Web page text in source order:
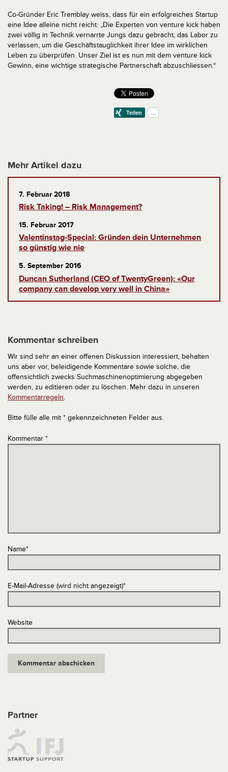
Co-Gründer Eric Tremblay weiss, dass für ein erfolgreiches Startup
eine Idee alleine nicht reicht: „Die Experten von venture kick haben
zwei völlig in Technik vernarrte Jungs dazu gebracht, das Labor zu
verlassen, um die Geschäftstauglichkeit ihrer Idee im wirklichen
Leben zu überprüfen. Unser Ziel ist es nun mit dem venture kick
Gewinn, eine wichtige strategische Partnerschaft abzuschliessen.“
Mehr Artikel dazu
7. Februar 2018
Risk Taking! – Risk Management?
15. Februar 2017
Valentinstag-Special: Gründen dein Unternehmen
so günstig wie nie
5. September 2016
Duncan Sutherland (CEO of TwentyGreen): «Our
company can develop very well in China»
Kommentar schreiben
Wir sind sehr an einer offenen Diskussion interessiert, behalten
uns aber vor, beleidigende Kommentare sowie solche, die
offensichtlich zwecks Suchmaschinenoptimierung abgegeben
werden, zu editieren oder zu löschen. Mehr dazu in unseren
Kommentarregeln.
Bitte fülle alle mit * gekennzeichneten Felder aus.
Kommentar *
Name*
E-Mail-Adresse (wird nicht angezeigt)*
Website
Partner